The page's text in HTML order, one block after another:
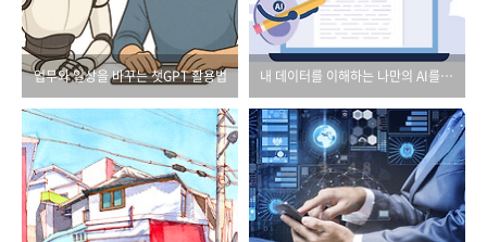
업무와 일상을 바꾸는 챗GPT 활용법 내 데이터를 이해하는 나만의 AI를 만든다